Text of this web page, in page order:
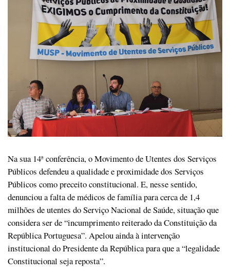
Na sua 14ª conferência, o Movimento de Utentes dos Serviços
Públicos defendeu a qualidade e proximidade dos Serviços
Públicos como preceito constitucional. E, nesse sentido,
denunciou a falta de médicos de família para cerca de 1,4
milhões de utentes do Serviço Nacional de Saúde, situação que
considera ser de “incumprimento reiterado da Constituição da
República Portuguesa”. Apelou ainda à intervenção
institucional do Presidente da República para que a “legalidade
Constitucional seja reposta”.